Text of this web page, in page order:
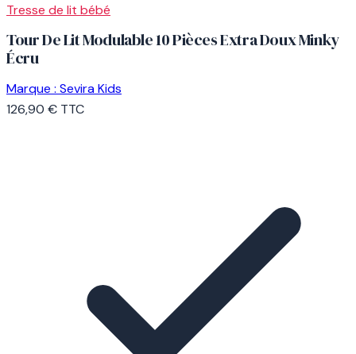
Tresse de lit bébé
Tour De Lit Modulable 10 Pièces Extra Doux Minky
Écru
Marque : Sevira Kids
126,90 € TTC